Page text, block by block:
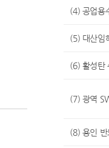
(4) 공업용
(5) 대산임
(6) 활성탄
(7) 광역
(8) 용인